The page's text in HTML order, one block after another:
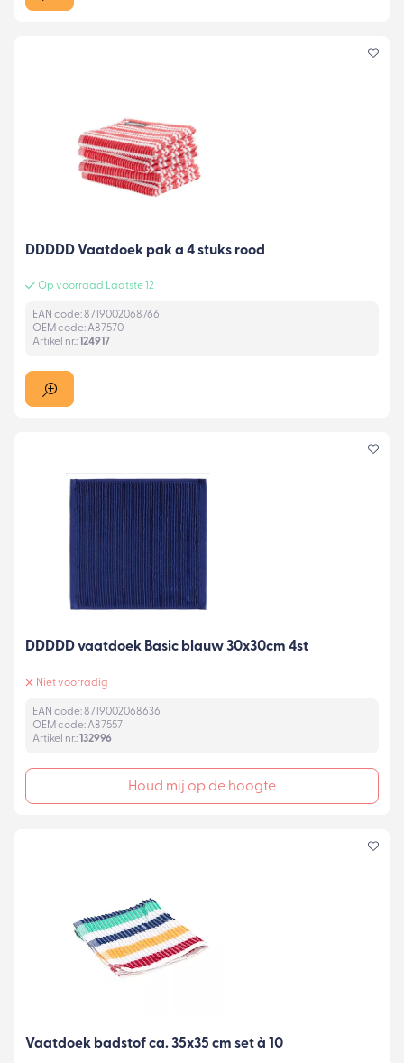
DDDDD Vaatdoek pak a 4 stuks rood
Op voorraad Laatste 12
EAN code: 8719002068766
OEM code: A87570
Artikel nr.:124917
DDDDD vaatdoek Basic blauw 30x30cm 4st
Niet voorradig
EAN code: 8719002068636
OEM code: A87557
Artikel nr.:132996
Houd mij op de hoogte
Vaatdoek badstof ca. 35x35 cm set à 10